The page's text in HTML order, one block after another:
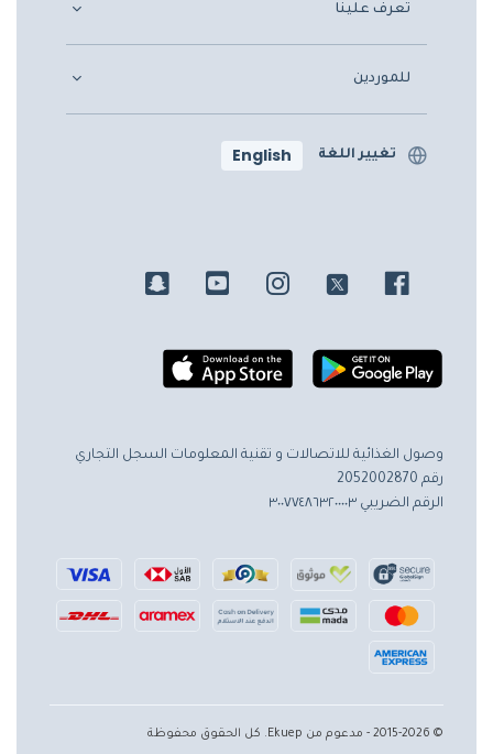
تعرف علينا
للموردين
تغيير اللغة English
وصول الغذائية للاتصالات و تقنية المعلومات السجل التجاري
رقم 2052002870
الرقم الضريبي ٣٠٠٧٧٤٨٦٣٢٠٠٠٠٣
© 2015-2026 - مدعوم من Ekuep. كل الحقوق محفوظة